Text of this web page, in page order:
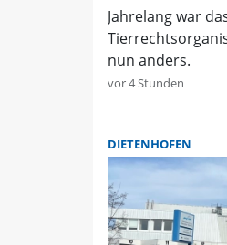
Jahrelang war
nun anders.
vor 4 Stunden
DIETENHOFEN